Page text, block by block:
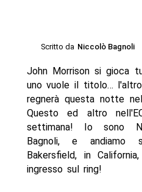
Scritto da Niccolò Bagnoli
John Morrison si gioca
uno vuole il titolo…
regnerà questa notte
Questo ed altro
settimana! Io sono
Bagnoli, e andiamo
Bakersfield, in
ingresso sul ring!